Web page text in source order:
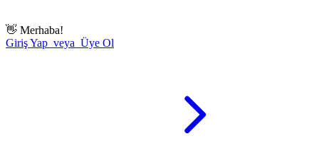
👋 Merhaba!
Giriş Yap veya Üye Ol